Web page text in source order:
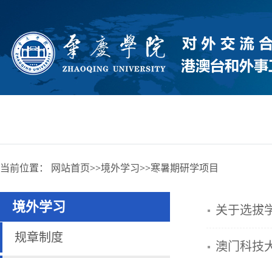
当前位置： 网站首页>>境外学习>>寒暑期研学项目
境外学习
规章制度
关于选拔
澳门科技